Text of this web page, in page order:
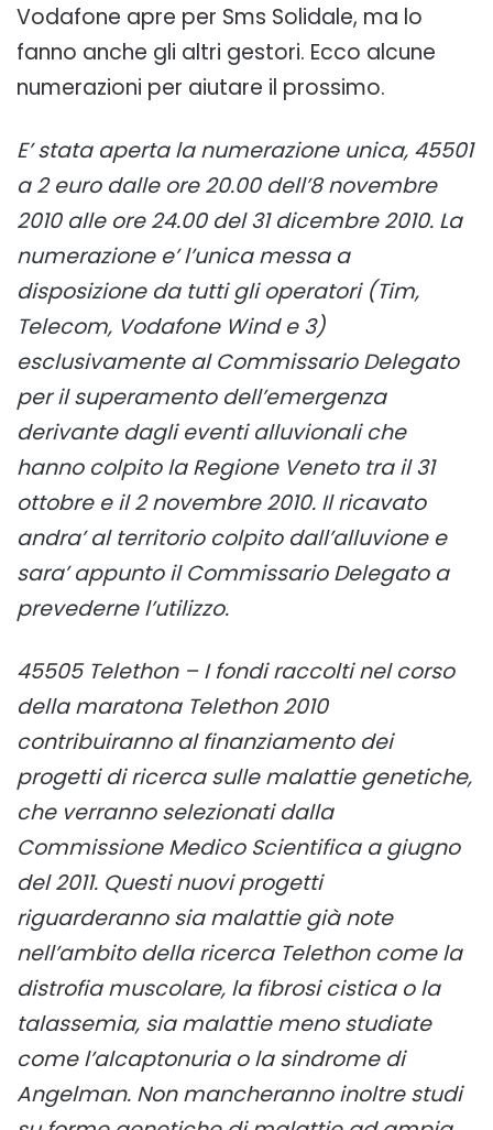
Vodafone apre per Sms Solidale, ma lo
fanno anche gli altri gestori. Ecco alcune
numerazioni per aiutare il prossimo.
E’ stata aperta la numerazione unica, 45501
a 2 euro dalle ore 20.00 dell’8 novembre
2010 alle ore 24.00 del 31 dicembre 2010. La
numerazione e’ l’unica messa a
disposizione da tutti gli operatori (Tim,
Telecom, Vodafone Wind e 3)
esclusivamente al Commissario Delegato
per il superamento dell’emergenza
derivante dagli eventi alluvionali che
hanno colpito la Regione Veneto tra il 31
ottobre e il 2 novembre 2010. Il ricavato
andra’ al territorio colpito dall’alluvione e
sara’ appunto il Commissario Delegato a
prevederne l’utilizzo.
45505 Telethon – I fondi raccolti nel corso
della maratona Telethon 2010
contribuiranno al finanziamento dei
progetti di ricerca sulle malattie genetiche,
che verranno selezionati dalla
Commissione Medico Scientifica a giugno
del 2011. Questi nuovi progetti
riguarderanno sia malattie già note
nell’ambito della ricerca Telethon come la
distrofia muscolare, la fibrosi cistica o la
talassemia, sia malattie meno studiate
come l’alcaptonuria o la sindrome di
Angelman. Non mancheranno inoltre studi